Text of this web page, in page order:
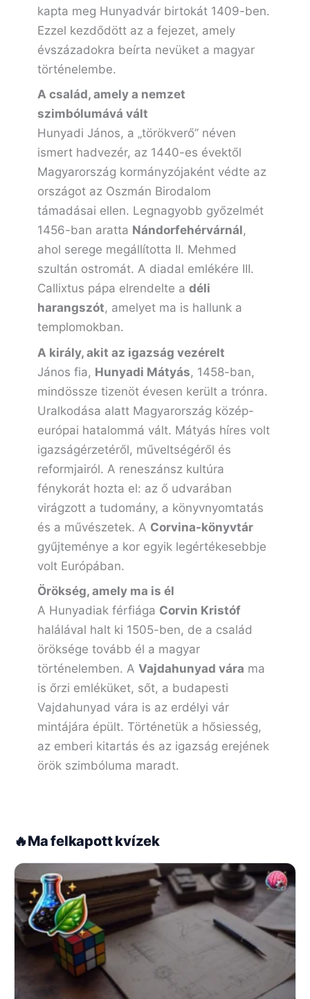
kapta meg Hunyadvár birtokát 1409-ben.
Ezzel kezdődött az a fejezet, amely
évszázadokra beírta nevüket a magyar
történelembe.
A család, amely a nemzet
szimbólumává vált
Hunyadi János, a „törökverő” néven
ismert hadvezér, az 1440-es évektől
Magyarország kormányzójaként védte az
országot az Oszmán Birodalom
támadásai ellen. Legnagyobb győzelmét
1456-ban aratta Nándorfehérvárnál,
ahol serege megállította II. Mehmed
szultán ostromát. A diadal emlékére III.
Callixtus pápa elrendelte a déli
harangszót, amelyet ma is hallunk a
templomokban.
A király, akit az igazság vezérelt
János fia, Hunyadi Mátyás, 1458-ban,
mindössze tizenöt évesen került a trónra.
Uralkodása alatt Magyarország közép-
európai hatalommá vált. Mátyás híres volt
igazságérzetéről, műveltségéről és
reformjairól. A reneszánsz kultúra
fénykorát hozta el: az ő udvarában
virágzott a tudomány, a könyvnyomtatás
és a művészetek. A Corvina-könyvtár
gyűjteménye a kor egyik legértékesebbje
volt Európában.
Örökség, amely ma is él
A Hunyadiak férfiága Corvin Kristóf
halálával halt ki 1505-ben, de a család
öröksége tovább él a magyar
történelemben. A Vajdahunyad vára ma
is őrzi emléküket, sőt, a budapesti
Vajdahunyad vára is az erdélyi vár
mintájára épült. Történetük a hősiesség,
az emberi kitartás és az igazság erejének
örök szimbóluma maradt.
🔥Ma felkapott kvízek